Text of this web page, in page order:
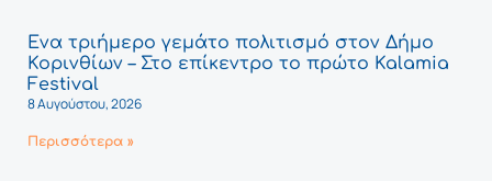
Ένα τριήμερο γεμάτο πολιτισμό στον Δήμο
Κορινθίων – Στο επίκεντρο το πρώτο Kalamia
Festival
8 Αυγούστου, 2026
Περισσότερα »